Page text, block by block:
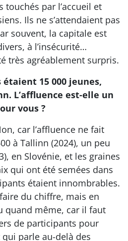
touchés par l’accueil et
Ils ne s’attendaient pas
souvent, la capitale est
à l’insécurité…
très agréablement surpris.
étaient 15 000 jeunes,
L’affluence est-elle un
vous ?
car l’affluence ne fait
à Tallinn (2024), un peu
en Slovénie, et les graines
qui ont été semées dans
étaient innombrables.
du chiffre, mais en
quand même, car il faut
de participants pour
parle au-delà des